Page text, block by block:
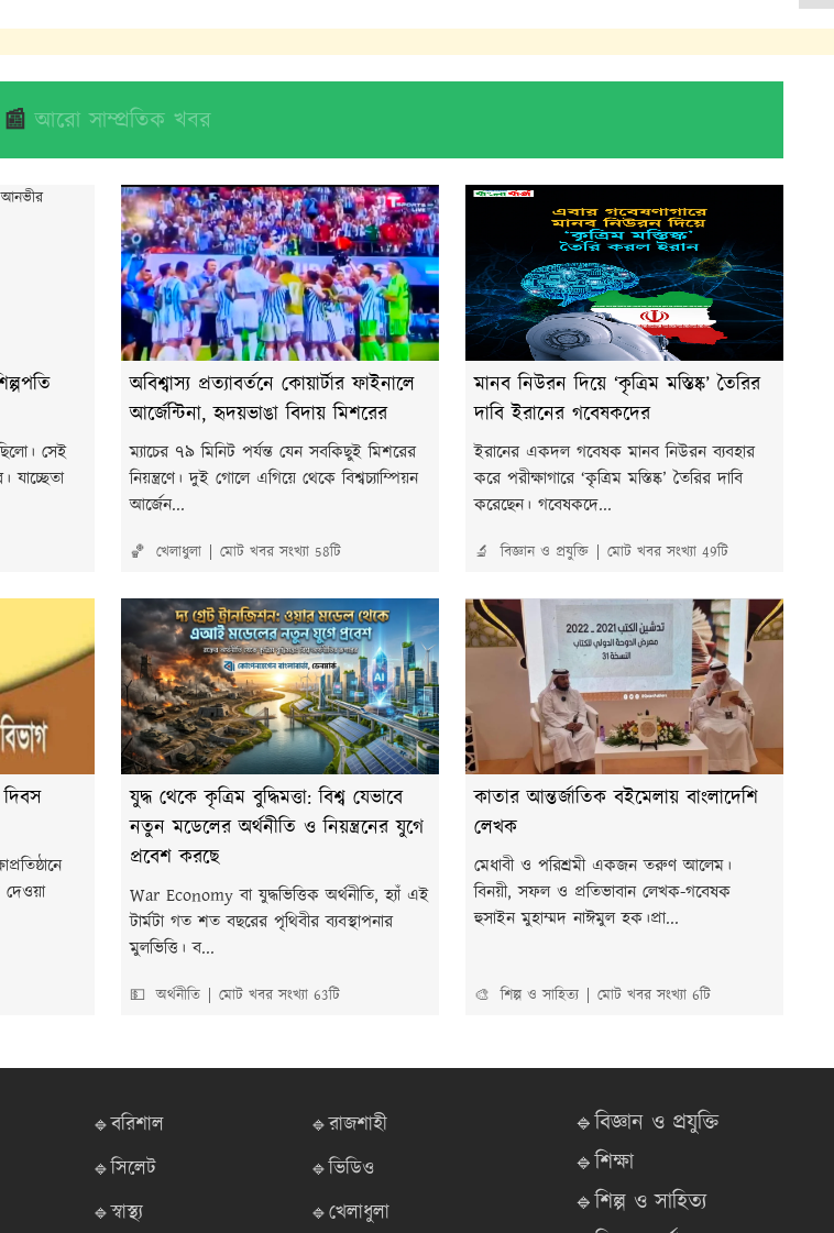
📰আরো সাম্প্রতিক খবর
সেই
যাচ্ছেতা
অবিশ্বাস্য প্রত্যাবর্তনে কোয়ার্টার ফাইনালে
আর্জেন্টিনা, হৃদয়ভাঙা বিদায় মিশরের
ম্যাচের ৭৯ মিনিট পর্যন্ত যেন সবকিছুই মিশরের
নিয়ন্ত্রণে। দুই গোলে এগিয়ে থেকে বিশ্বচ্যাম্পিয়ন
আর্জেন...
🏀 খেলাধুলা মোট খবর সংখ্যা 58টি
মানব নিউরন দিয়ে ‘কৃত্রিম মস্তিষ্ক’ তৈরির
দাবি ইরানের গবেষকদের
ইরানের একদল গবেষক মানব নিউরন ব্যবহার
করে পরীক্ষাগারে ‘কৃত্রিম মস্তিষ্ক’ তৈরির দাবি
করেছেন। গবেষকদে...
🔬 বিজ্ঞান ও প্রযুক্তি মোট খবর সংখ্যা 49টি
যুদ্ধ থেকে কৃত্রিম বুদ্ধিমত্তা: বিশ্ব যেভাবে
নতুন মডেলের অর্থনীতি ও নিয়ন্ত্রনের যুগে
প্রবেশ করছে
War Economy বা যুদ্ধভিত্তিক অর্থনীতি, হ্যাঁ এই
টার্মটা গত শত বছরের পৃথিবীর ব্যবস্থাপনার
মুলভিত্তি। ব...
💵 অর্থনীতি মোট খবর সংখ্যা 63টি
কাতার আন্তর্জাতিক বইমেলায় বাংলাদেশি
লেখক
মেধাবী ও পরিশ্রমী একজন তরুণ আলেম।
বিনয়ী, সফল ও প্রতিভাবান লেখক-গবেষক
হুসাইন মুহাম্মদ নাঈমুল হক।প্রা...
🎨 শিল্প ও সাহিত্য মোট খবর সংখ্যা 6টি
🔹বরিশাল
🔹রাজশাহী
🔹সিলেট
🔹ভিডিও
🔹স্বাস্থ্য 🔹খেলাধুলা
🔹বিজ্ঞান ও প্রযুক্তি
🔹শিক্ষা
🔹শিল্প ও সাহিত্য